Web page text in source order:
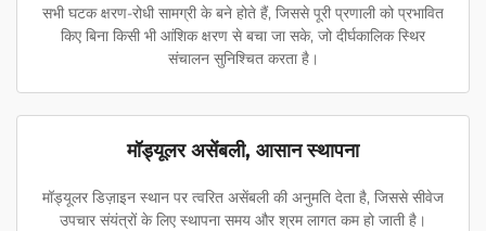
सभी घटक क्षरण-रोधी सामग्री के बने होते हैं, जिससे पूरी प्रणाली को प्रभावित
किए बिना किसी भी आंशिक क्षरण से बचा जा सके, जो दीर्घकालिक स्थिर
संचालन सुनिश्चित करता है।
मॉड्यूलर असेंबली, आसान स्थापना
मॉड्यूलर डिज़ाइन स्थान पर त्वरित असेंबली की अनुमति देता है, जिससे सीवेज
उपचार संयंत्रों के लिए स्थापना समय और श्रम लागत कम हो जाती है।